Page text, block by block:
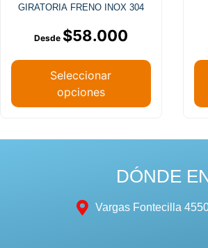
GIRATORIA FRENO INOX 304
$58.000
Seleccionar
opciones
DÓNDE
Vargas Fontecilla